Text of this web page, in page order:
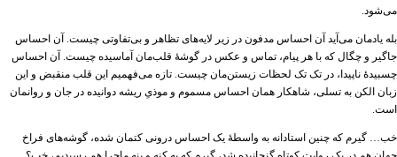
می‌شود.
بله یادمان می‌آید آن احساس مدفون در زیر لایه‌های تظاهر و بی‌تفاوتی چیست. آن احساس
جاگیر و چگال که با هر پیام، تماس و عکس در گوشۀ قلب‌مان آماسیده چیست. آن احساس
چسبیدۀ ناپیدا، در تک تک لحظات زیستن‌مان چیست. تازه می‌فهمیم این قلب منقبض و این
زبان الکن به تسلی، شاهکار همان احساس مسموم و موذیِ ریشه دوانیده در جان و روانمان
است.
خب… گیرم که چنین استادانه به واسطۀ یک احساس درونی کتمان شده، گوشه‌های فراخ